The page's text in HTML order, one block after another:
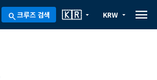
search크루즈 검색 arrow_drop_down
🇰🇷 arrow_drop_down
KRW menu